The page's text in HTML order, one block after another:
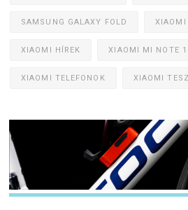
SAMSUNG GALAXY FOLD XIAOMI
XIAOMI HÍREK XIAOMI MI NOTE
XIAOMI TELEFONOK XIAOMI